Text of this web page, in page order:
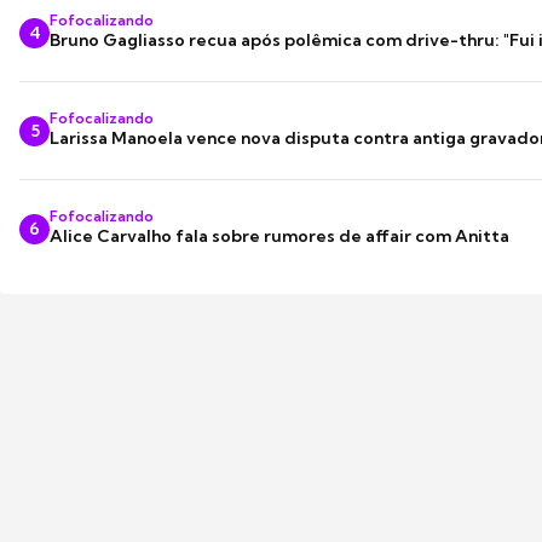
4
Fofocalizando
Bruno Gagliasso recua após polêmica com drive-thru: "Fui
5
Fofocalizando
Larissa Manoela vence nova disputa contra antiga
6
Fofocalizando
Alice Carvalho fala sobre rumores de affair com Anitta